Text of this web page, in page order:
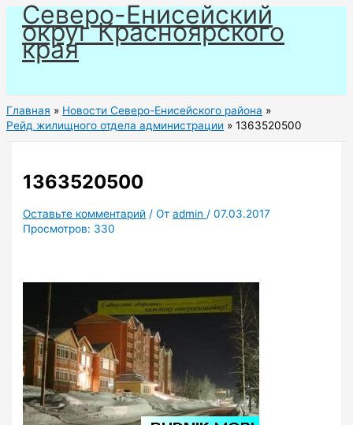
Перейти
содержимому
Северо-Енисейский
округ Красноярского
края
Главная
Новости Северо-Енисейского района
Рейд жилищного отдела администрации
1363520500
1363520500
Оставьте комментарий / Отadmin /07.03.2017
Просмотров: 330